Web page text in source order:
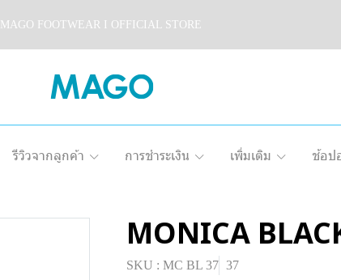
MAGO FOOTWEAR I OFFICIAL STORE
รีวิวจากลูกค้า การชำระเงิน เพิ่มเติม ช้อป
MONICA
SKU : MC BL 37 37